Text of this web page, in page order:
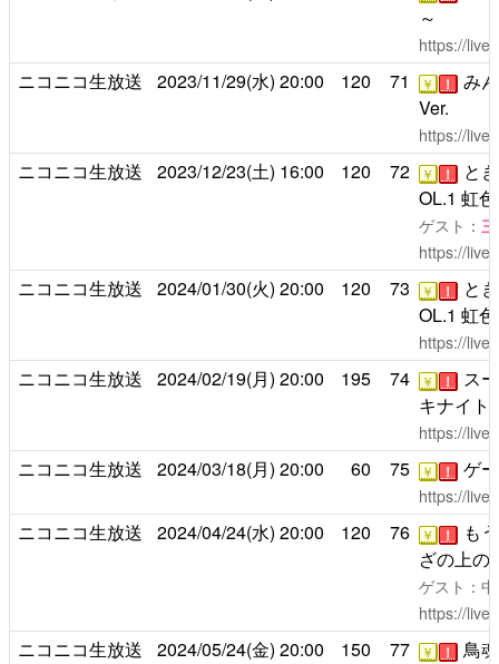
～
https://
ニコニコ生放送 2023/11/29(水) 20:00 120 71 ￥ ！
み
Ver.
https://
ニコニコ生放送 2023/12/23(土) 16:00 120 72 ￥ ！
と
OL.1 虹
ゲスト：
https://
ニコニコ生放送 2024/01/30(火) 20:00 120 73 ￥ ！
と
OL.1 虹
https://
ニコニコ生放送 2024/02/19(月) 20:00 195 74 ￥ ！
ス
キナイト
https://
ニコニコ生放送 2024/03/18(月) 20:00 60 75 ￥ ！ ゲ
https://
ニコニコ生放送 2024/04/24(水) 20:00 120 76 ￥ ！
も
ざの上の
ゲスト：
https://
ニコニコ生放送 2024/05/24(金) 20:00 150 77 ￥ ！ 鳥